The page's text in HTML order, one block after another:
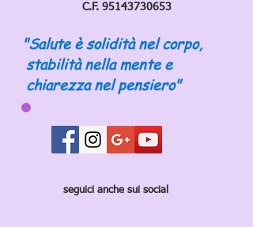
C.F. 95143730653
"Salute è solidità nel corpo,
stabilità nella mente e
chiarezza nel pensiero"
seguici anche sui social